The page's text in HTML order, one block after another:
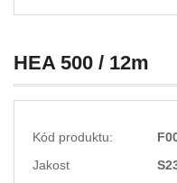
HEA 500 / 12m
Kód produktu:
Jakost